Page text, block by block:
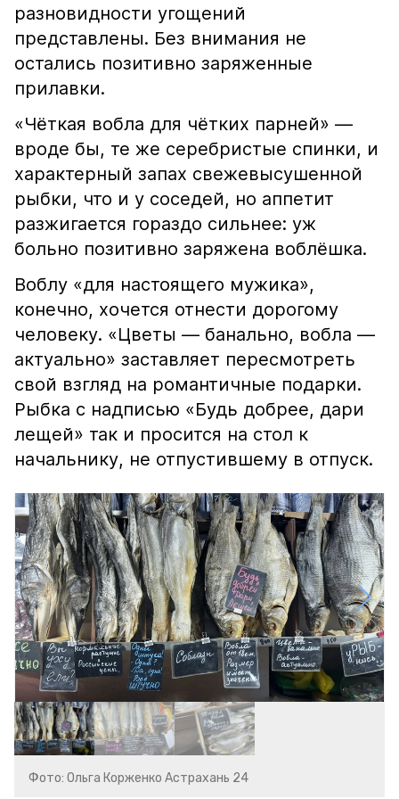
разновидности угощений
представлены. Без внимания не
остались позитивно заряженные
прилавки.
«Чёткая вобла для чётких парней» —
вроде бы, те же серебристые спинки, и
характерный запах свежевысушенной
рыбки, что и у соседей, но аппетит
разжигается гораздо сильнее: уж
больно позитивно заряжена воблёшка.
Воблу «для настоящего мужика»,
конечно, хочется отнести дорогому
человеку. «Цветы — банально, вобла —
актуально» заставляет пересмотреть
свой взгляд на романтичные подарки.
Рыбка с надписью «Будь добрее, дари
лещей» так и просится на стол к
начальнику, не отпустившему в отпуск.
Фото: Ольга Корженко Астрахань 24